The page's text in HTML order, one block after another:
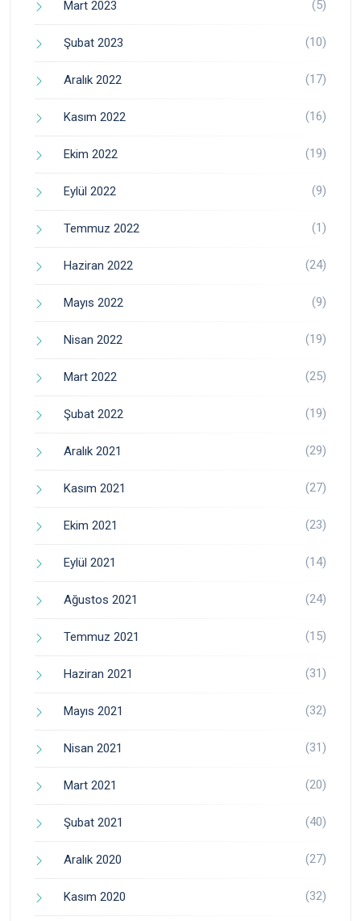
Mart 2023 (5)
Şubat 2023 (10)
Aralık 2022 (17)
Kasım 2022 (16)
Ekim 2022 (19)
Eylül 2022 (9)
Temmuz 2022 (1)
Haziran 2022 (24)
Mayıs 2022 (9)
Nisan 2022 (19)
Mart 2022 (25)
Şubat 2022 (19)
Aralık 2021 (29)
Kasım 2021 (27)
Ekim 2021 (23)
Eylül 2021 (14)
Ağustos 2021 (24)
Temmuz 2021 (15)
Haziran 2021 (31)
Mayıs 2021 (32)
Nisan 2021 (31)
Mart 2021 (20)
Şubat 2021 (40)
Aralık 2020 (27)
Kasım 2020 (32)